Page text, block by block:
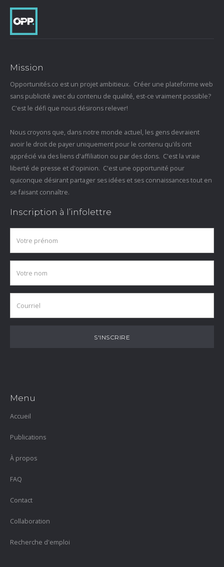
Mission
Opportunités.co est un projet ambitieux. Créer une plateforme web
sans publicité avec du contenu de qualité, est-ce vraiment possible?
C'est le défi que nous désirons relever!
Nous croyons que, dans notre monde actuel, les gens devraient
avoir le droit de payer uniquement pour le contenu qu'ils ont
apprécié via des liens d'affiliation ou par des dons. C'est la vraie
liberté de presse et d'opinion. C'est une opportunité pour
quiconque désirant partager ses idées et ses connaissances tout en
se faisant connaître.
Inscription à l’infolettre
Menu
Accueil
Publications
À propos
FAQ
Contact
Collaboration
Recherche d'emploi